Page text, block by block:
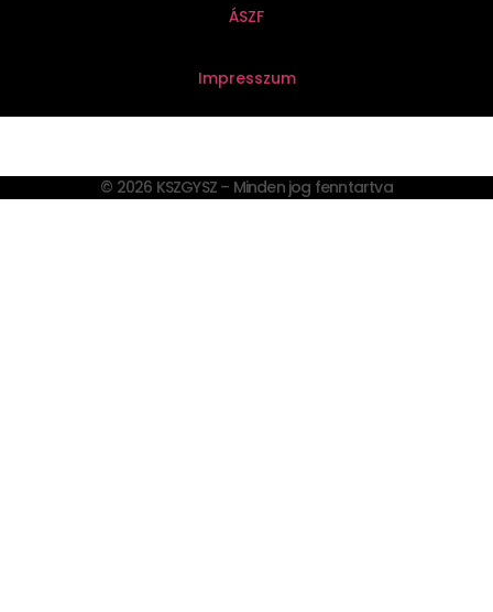
ÁSZF
Impresszum
© 2026 KSZGYSZ – Minden jog fenntartva